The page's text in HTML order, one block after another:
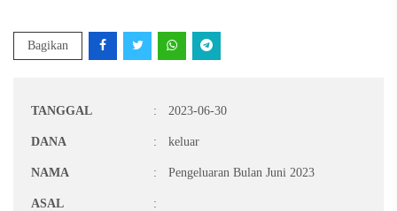
Bagikan
TANGGAL : 2023-06-30
DANA : keluar
NAMA : Pengeluaran Bulan Juni 2023
ASAL :